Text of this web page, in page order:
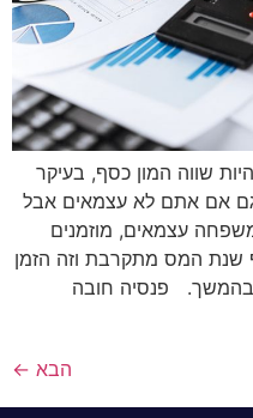
שווה המון כסף, בעיקר
אם אתם לא עצמאים אבל
עצמאים, מוזמנים
המס מתקרבת וזה הזמן
בהמשך. פנסיה חובה
הבא ←